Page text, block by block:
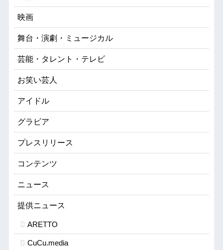
映画
舞台・演劇・ミュージカル
芸能・タレント・テレビ
お笑い芸人
アイドル
グラビア
プレスリリース
コンテンツ
ニュース
提供ニュース
ARETTO
CuCu.media